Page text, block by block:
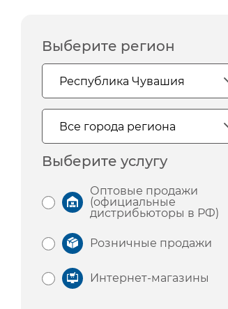
Выберите регион
Выберите услугу
Оптовые продажи
(официальные
дистрибьюторы в РФ)
Розничные продажи
Интернет-магазины